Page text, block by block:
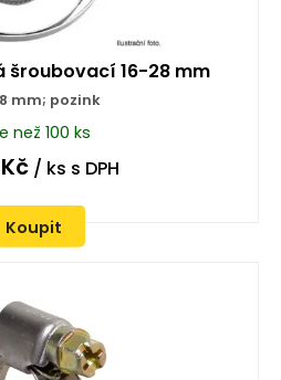
šroubovací 16-28 mm
mm; pozink
než 100 ks
Kč/ ks s DPH
Koupit